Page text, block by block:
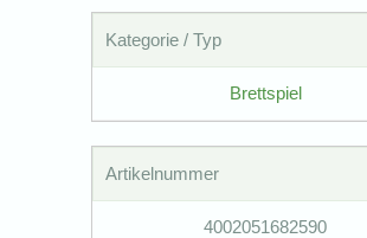
Kategorie / Typ
Brettspiel
Artikelnummer
4002051682590